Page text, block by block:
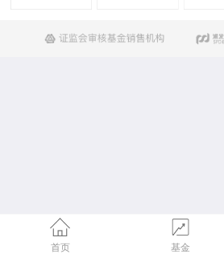
首页 基金